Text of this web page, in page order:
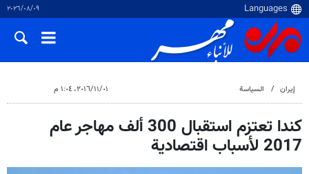
٠٩‏/٠٨‏/٢٠٢٦
إيران السياسة ٠١‏/١١‏/٢٠١٦، ١:٠٤ م
كندا تعتزم استقبال 300 ألف مهاجر عام
2017 لأسباب اقتصادية